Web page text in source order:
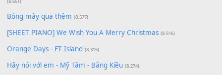
Cơn Mơ Băng Giá (9.103)
Chờ một tiếng yêu (8.991)
Lãng Quên Chiều Thu | Anh không muốn ra đi | Qí shí bù
zǒu - 其实不想走